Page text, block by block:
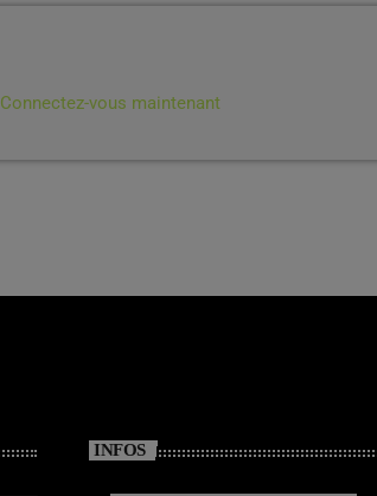
Connectez-vous maintenant
INFOS